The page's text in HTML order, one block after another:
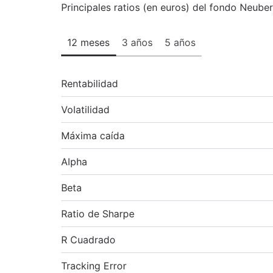
Principales ratios (en euros) del fondo
12 meses 3 años 5 años
Rentabilidad
Volatilidad
Máxima caída
Alpha
Beta
Ratio de Sharpe
R Cuadrado
Tracking Error